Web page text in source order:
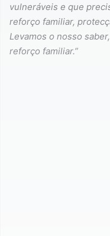
vulneráveis e que
reforço familiar,
Levamos o nosso
reforço familiar.”